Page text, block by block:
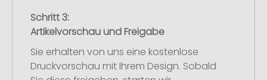
Schritt 3:
Artikelvorschau und Freigabe
Sie erhalten von uns eine kostenlose
Druckvorschau mit Ihrem Design. Sobald